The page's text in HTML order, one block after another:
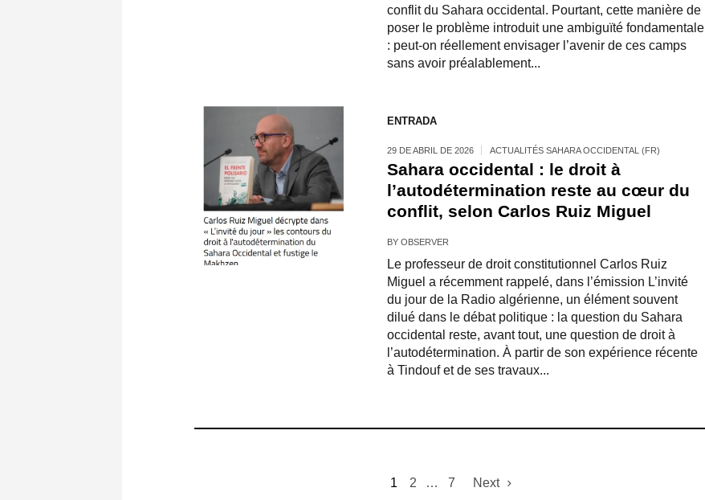
conflit du Sahara occidental. Pourtant, cette manière de
poser le problème introduit une ambiguïté fondamentale
: peut-on réellement envisager l’avenir de ces camps
sans avoir préalablement...
ENTRADA
29 DE ABRIL DE 2026 ACTUALITÉS SAHARA OCCIDENTAL (FR)
Sahara occidental : le droit à
l’autodétermination reste au cœur du
conflit, selon Carlos Ruiz Miguel
BY OBSERVER
Le professeur de droit constitutionnel Carlos Ruiz
Miguel a récemment rappelé, dans l’émission L’invité
du jour de la Radio algérienne, un élément souvent
dilué dans le débat politique : la question du Sahara
occidental reste, avant tout, une question de droit à
l’autodétermination. À partir de son expérience récente
à Tindouf et de ses travaux...
1 2 … 7 Next